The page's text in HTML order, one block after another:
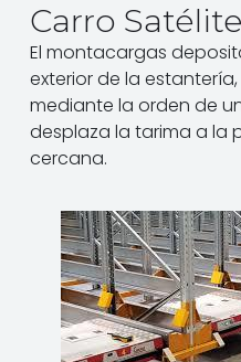
Carro Satélite
El montacargas
exterior de la
mediante la orden de
desplaza la tarima a la
cercana.